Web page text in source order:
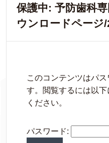
保護中: 予防歯科
ウンロードページ/
このコンテンツはパ
す。閲覧するには以
ください。
パスワード: